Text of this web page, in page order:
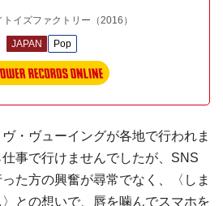
トイズファクトリー （2016）
JAPAN Pop
・ヴューイングが各地で行われま
事で行けませんでしたが、SNS
た方の興奮が尋常でなく、〈しま
との想いで、唇を噛んでスマホを